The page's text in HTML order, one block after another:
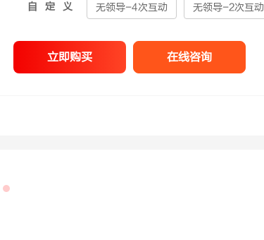
自定义 无领导-4次互动 无领导-2次互动
立即购买 在线咨询